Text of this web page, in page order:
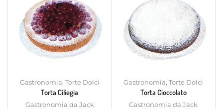
Gastronomia, Torte Dolci
Torta Ciliegia
Gastronomia da Jack
Gastronomia,Torte Dolci
Torta Cioccolato
Gastronomia da Jack